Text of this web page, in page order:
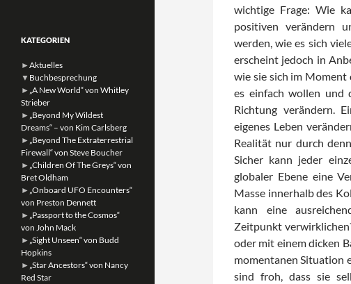
wichtige Frage: Wie
positiven verändern
werden, wie es sich
erscheint jedoch in
wie sie sich im
es einfach wollen und
Richtung verändern.
eigenes Leben
Realität nur durch
Sicher kann jeder
globaler Ebene eine
Masse innerhalb des
kann eine
Zeitpunkt
oder mit einem dicken
momentanen Situation
sind froh, dass sie
KATEGORIEN
► Aktuelles
▼ Buchbesprechung
► „A New World“ von Whitley
Strieber
► „Beyond My Wildest
Dreams“ – von Kim Carlsberg
► „Beyond The Extraterrestrial
Firewall“ von Steve Boucher
► „Children Of The Greys“ von
Bret Oldham
► „Onboard UFO Encounters“
von Preston Dennett
► „Passport to the Cosmos“
von John Mack
► „Sight Unseen“ von Budd
Hopkins
► „Star Ancestors“ von Nancy
Red Star